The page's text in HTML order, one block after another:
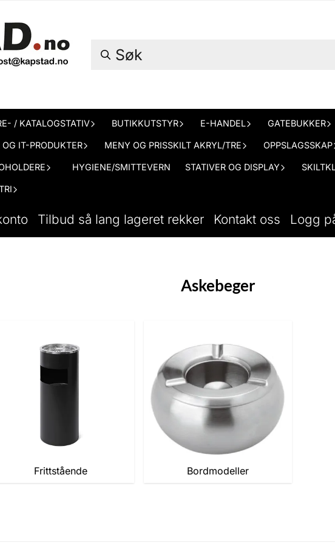
/ KATALOGSTATIV BUTIKKUTSTYR E-HANDEL GATEBUKKER
OG IT-PRODUKTER MENY OG PRISSKILT AKRYL/TRE OPPSLAGSSKAP
HYGIENE/SMITTEVERN STATIVER OG DISPLAY
Tilbud så lang lageret rekker Kontakt oss Logg
Askebeger
Frittstående Bordmodeller